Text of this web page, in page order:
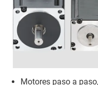
Motores paso a